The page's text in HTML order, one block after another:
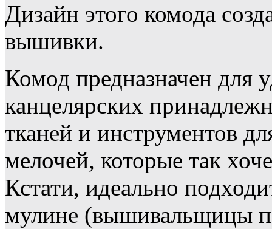
Дизайн этого комода
вышивки.
Комод предназначен для
канцелярских
тканей и инструментов
мелочей, которые так
Кстати, идеально
мулине (вышивальщицы